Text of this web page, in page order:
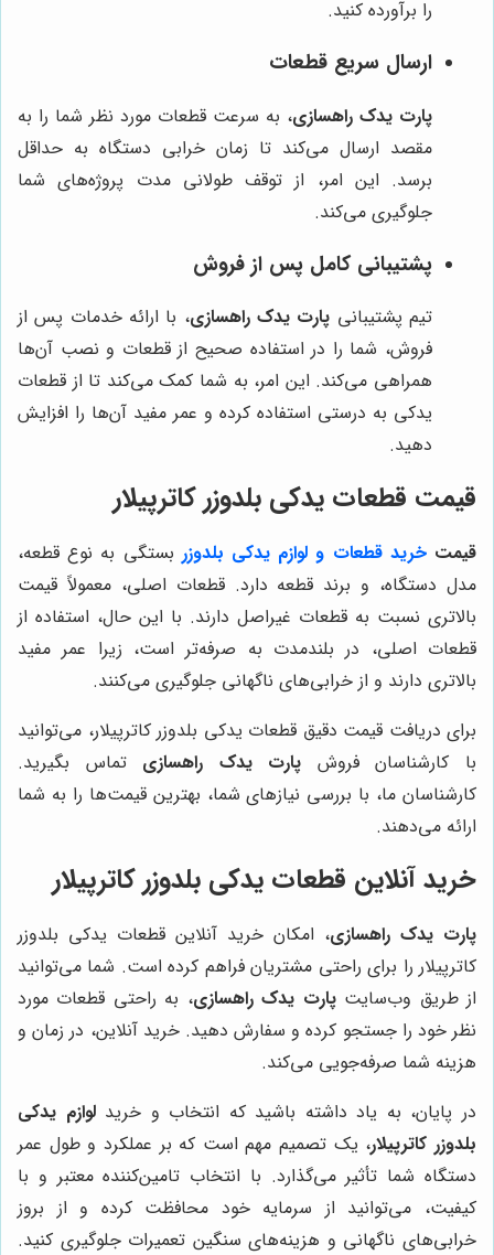
را برآورده کنید.
ارسال سریع قطعات
پارت یدک راهسازی، به سرعت قطعات مورد نظر شما را به
مقصد ارسال می‌کند تا زمان خرابی دستگاه به حداقل
برسد. این امر، از توقف طولانی مدت پروژه‌های شما
جلوگیری می‌کند.
پشتیبانی کامل پس از فروش
تیم پشتیبانی پارت یدک راهسازی، با ارائه خدمات پس از
فروش، شما را در استفاده صحیح از قطعات و نصب آن‌ها
همراهی می‌کند. این امر، به شما کمک می‌کند تا از قطعات
یدکی به درستی استفاده کرده و عمر مفید آن‌ها را افزایش
دهید.
قیمت قطعات یدکی بلدوزر کاترپیلار
قیمتخرید قطعات و لوازم یدکی بلدوزر بستگی به نوع قطعه،
مدل دستگاه، و برند قطعه دارد. قطعات اصلی، معمولاً قیمت
بالاتری نسبت به قطعات غیراصل دارند. با این حال، استفاده از
قطعات اصلی، در بلندمدت به صرفه‌تر است، زیرا عمر مفید
بالاتری دارند و از خرابی‌های ناگهانی جلوگیری می‌کنند.
برای دریافت قیمت دقیق قطعات یدکی بلدوزر کاترپیلار، می‌توانید
با کارشناسان فروش پارت یدک راهسازی تماس بگیرید.
کارشناسان ما، با بررسی نیازهای شما، بهترین قیمت‌ها را به شما
ارائه می‌دهند.
خرید آنلاین قطعات یدکی بلدوزر کاترپیلار
پارت یدک راهسازی، امکان خرید آنلاین قطعات یدکی بلدوزر
کاترپیلار را برای راحتی مشتریان فراهم کرده است. شما می‌توانید
از طریق وب‌سایتپارت یدک راهسازی، به راحتی قطعات مورد
نظر خود را جستجو کرده و سفارش دهید. خرید آنلاین، در زمان و
هزینه شما صرفه‌جویی می‌کند.
در پایان، به یاد داشته باشید که انتخاب و خریدلوازم یدکی
بلدوزر کاترپیلار، یک تصمیم مهم است که بر عملکرد و طول عمر
دستگاه شما تأثیر می‌گذارد. با انتخاب تامین‌کننده معتبر و با
کیفیت، می‌توانید از سرمایه خود محافظت کرده و از بروز
خرابی‌های ناگهانی و هزینه‌های سنگین تعمیرات جلوگیری کنید.